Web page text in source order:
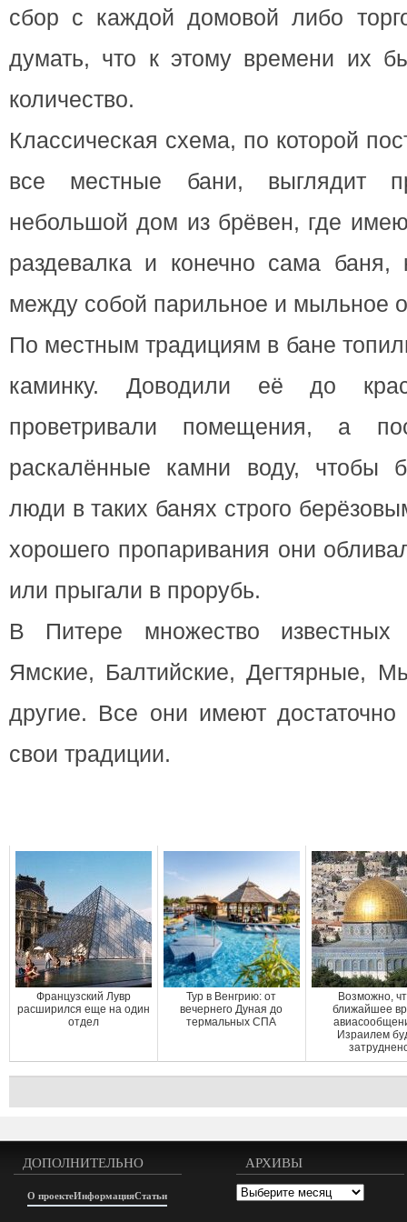
сбор с каждой домовой либо
думать, что к этому времени их
количество.
Классическая схема, по которой
все местные бани, выглядит
небольшой дом из брёвен, где
раздевалка и конечно сама баня,
между собой парильное и мыльное
По местным традициям в бане
каминку. Доводили её до
проветривали помещения, а
раскалённые камни воду, чтобы
люди в таких банях строго
хорошего пропаривания они
или прыгали в прорубь.
В Питере множество
Ямские, Балтийские, Дегтярные,
другие. Все они имеют
свои традиции.
Французский Лувр
расширился еще на один
отдел
Тур в Венгрию: от
вечернего Дуная до
термальных СПА
Возможно,
ближайшее
Израилем
ДОПОЛНИТЕЛЬНО
О проектеИнформацияСтатьи
АРХИВЫ
Архивы